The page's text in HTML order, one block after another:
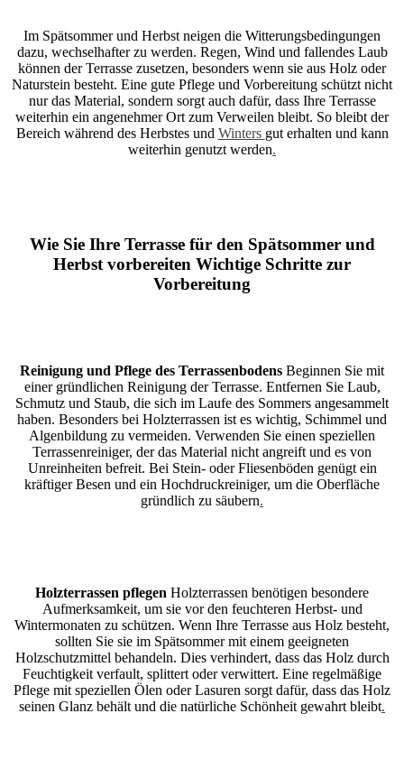
Im Spätsommer und Herbst neigen die Witterungsbedingungen
dazu, wechselhafter zu werden. Regen, Wind und fallendes Laub
können der Terrasse zusetzen, besonders wenn sie aus Holz oder
Naturstein besteht. Eine gute Pflege und Vorbereitung schützt nicht
nur das Material, sondern sorgt auch dafür, dass Ihre Terrasse
weiterhin ein angenehmer Ort zum Verweilen bleibt. So bleibt der
Bereich während des Herbstes und Winters gut erhalten und kann
weiterhin genutzt werden.
Wie Sie Ihre Terrasse für den Spätsommer und
Herbst vorbereiten Wichtige Schritte zur
Vorbereitung
Reinigung und Pflege des Terrassenbodens Beginnen Sie mit
einer gründlichen Reinigung der Terrasse. Entfernen Sie Laub,
Schmutz und Staub, die sich im Laufe des Sommers angesammelt
haben. Besonders bei Holzterrassen ist es wichtig, Schimmel und
Algenbildung zu vermeiden. Verwenden Sie einen speziellen
Terrassenreiniger, der das Material nicht angreift und es von
Unreinheiten befreit. Bei Stein- oder Fliesenböden genügt ein
kräftiger Besen und ein Hochdruckreiniger, um die Oberfläche
gründlich zu säubern.
Holzterrassen pflegen Holzterrassen benötigen besondere
Aufmerksamkeit, um sie vor den feuchteren Herbst- und
Wintermonaten zu schützen. Wenn Ihre Terrasse aus Holz besteht,
sollten Sie sie im Spätsommer mit einem geeigneten
Holzschutzmittel behandeln. Dies verhindert, dass das Holz durch
Feuchtigkeit verfault, splittert oder verwittert. Eine regelmäßige
Pflege mit speziellen Ölen oder Lasuren sorgt dafür, dass das Holz
seinen Glanz behält und die natürliche Schönheit gewahrt bleibt.